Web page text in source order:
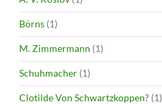
Börns (1)
M. Zimmermann (1)
Schuhmacher (1)
Clotilde Von Schwartzkoppen? (1)